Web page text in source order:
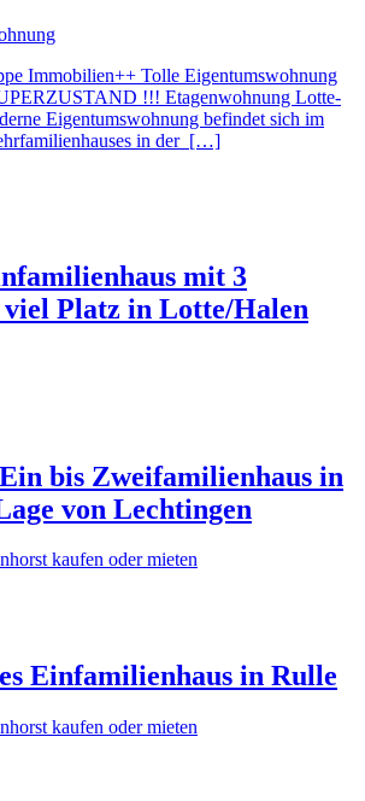
Immobilien++ Tolle Eigentumswohnung
!!! Etagenwohnung Lotte-
Eigentumswohnung befindet sich im
in der […]
mit 3
viel Platz in Lotte/Halen
bis Zweifamilienhaus in
von Lechtingen
kaufen oder mieten
Einfamilienhaus in Rulle
kaufen oder mieten